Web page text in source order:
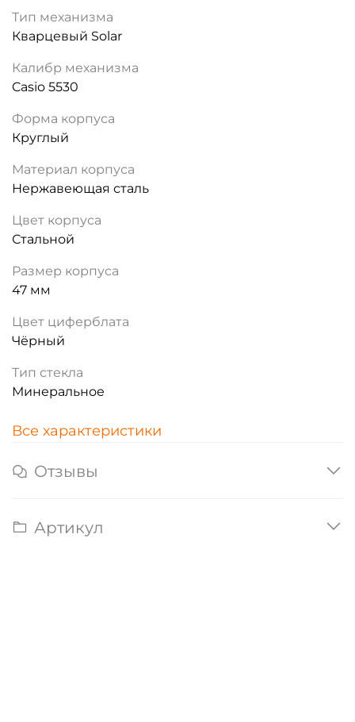
Тип механизма
Кварцевый Solar
Калибр механизма
Casio 5530
Форма корпуса
Круглый
Материал корпуса
Нержавеющая сталь
Цвет корпуса
Стальной
Размер корпуса
47 мм
Цвет циферблата
Чёрный
Тип стекла
Минеральное
Все характеристики
Отзывы
Артикул